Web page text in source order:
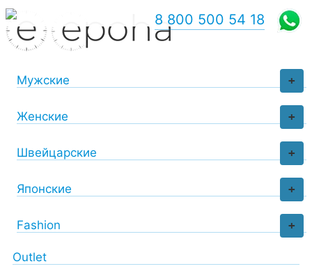
+
Мужские
+
Женские
+
Швейцарские
+
Японские
+
Fashion
Outlet
8 800 500 54 18